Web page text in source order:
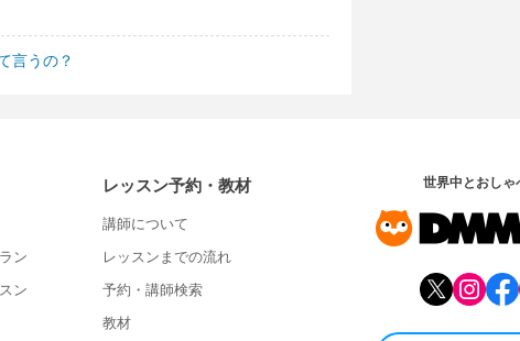
言うの？
ン
ン
レッスン予約・教材
講師について
レッスンまでの流れ
予約・講師検索
教材
世界中とおしゃ